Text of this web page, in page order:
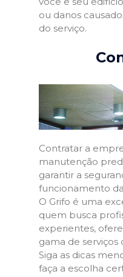
ou danos
do serviço.
Contratar a
manutenção
garantir a
funcionamento
O Grifo é uma
quem busca
experientes,
gama de
Siga as dicas
faça a escolha